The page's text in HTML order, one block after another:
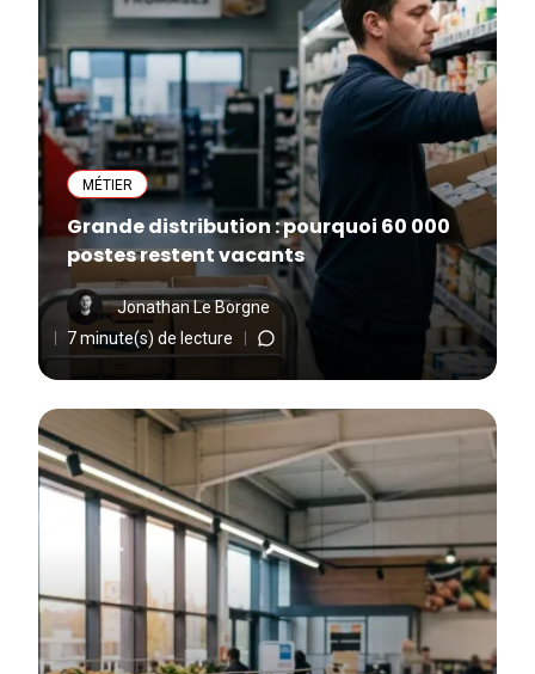
MÉTIER
Grande distribution : pourquoi 60 000
postes restent vacants
Jonathan Le Borgne
7 minute(s) de lecture